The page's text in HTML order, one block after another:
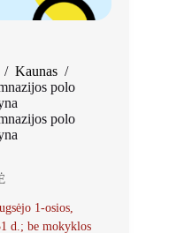
/ Kaunas /
polo
polo
1-osios,
d.; be mokyklos